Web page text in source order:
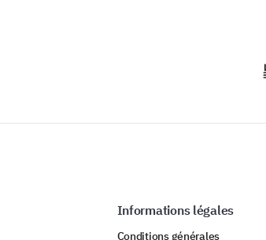
Informations légales
Conditions générales